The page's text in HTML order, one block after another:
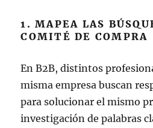
1. MAPEA LAS
COMITÉ DE COMPRA
En B2B, distintos
misma empresa buscan
para solucionar el mismo
investigación de palabras